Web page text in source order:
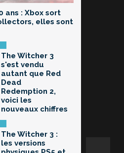
ans : Xbox sort
elles sont
The Witcher 3
s'est vendu
autant que Red
Dead
Redemption 2,
voici les
nouveaux chiffres
The Witcher 3 :
les versions